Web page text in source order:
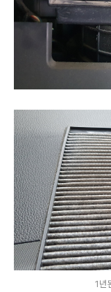
1년